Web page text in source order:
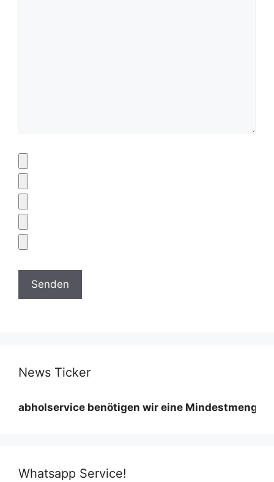
News Ticker
benötigen wir eine Mindestmenge diese
Whatsapp Service!